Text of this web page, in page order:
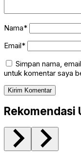
Nama*
Email*
Simpan nama,
untuk komentar saya
Rekomendasi